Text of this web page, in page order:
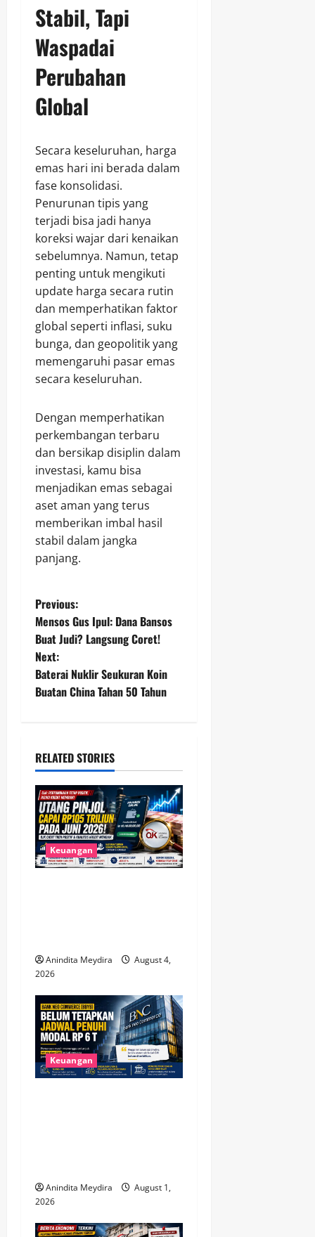
Stabil, Tapi
Waspadai
Perubahan
Global
Secara keseluruhan, harga
emas hari ini berada dalam
fase konsolidasi.
Penurunan tipis yang
terjadi bisa jadi hanya
koreksi wajar dari kenaikan
sebelumnya. Namun, tetap
penting untuk mengikuti
update harga secara rutin
dan memperhatikan faktor
global seperti inflasi, suku
bunga, dan geopolitik yang
memengaruhi pasar emas
secara keseluruhan.
Dengan memperhatikan
perkembangan terbaru
dan bersikap disiplin dalam
investasi, kamu bisa
menjadikan emas sebagai
aset aman yang terus
memberikan imbal hasil
stabil dalam jangka
panjang.
P
o
s
t
a
v
i
g
a
o
n
Previous:
Mensos Gus Ipul: Dana Bansos
Buat Judi? Langsung Coret!
Next:
Baterai Nuklir Seukuran Koin
Buatan China Tahan 50 Tahun
RELATED STORIES
Keuangan
Anindita Meydira
August 4,
2026
Keuangan
Anindita Meydira
August 1,
2026